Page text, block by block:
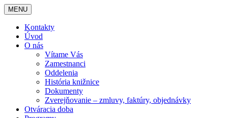
MENU
Kontakty
Úvod
O nás
Vítame Vás
Zamestnanci
Oddelenia
História knižnice
Dokumenty
Zverejňovanie – zmluvy, faktúry, objednávky
Otváracia doba